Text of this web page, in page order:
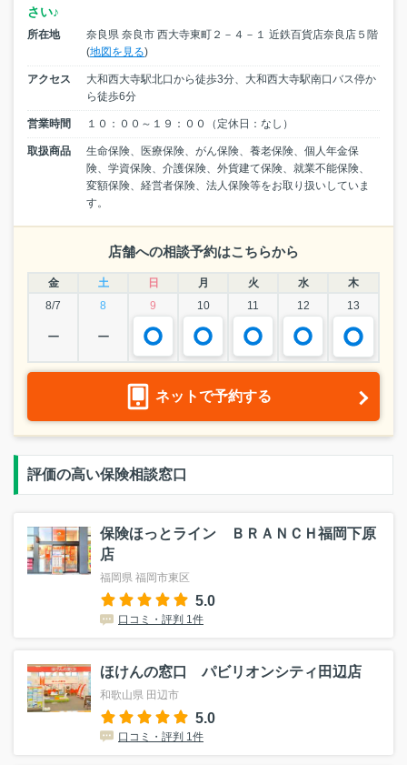
さい♪
所在地
奈良県 奈良市 西大寺東町２－４－１ 近鉄百貨店奈良店５階
(地図を見る)
アクセス
大和西大寺駅北口から徒歩3分、大和西大寺駅南口バス停か
ら徒歩6分
営業時間 １０：００～１９：００（定休日：なし）
取扱商品
生命保険、医療保険、がん保険、養老保険、個人年金保
険、学資保険、介護保険、外貨建て保険、就業不能保険、
変額保険、経営者保険、法人保険等をお取り扱いしていま
す。
店舗への相談予約はこちらから
金 土 日 月 火 水
木
8/7
8 9 10 11 12 13
ー ー
ネットで予約する
評価の高い保険相談窓口
保険ほっとライン ＢＲＡＮＣＨ福岡下原
店
福岡県 福岡市東区
5.0
口コミ・評判 1件
ほけんの窓口 パビリオンシティ田辺店
和歌山県 田辺市
5.0
口コミ・評判 1件